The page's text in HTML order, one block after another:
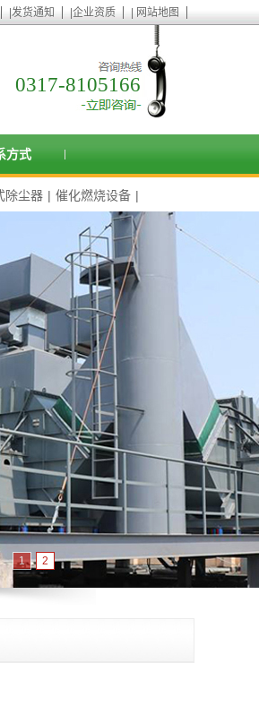
发货通知 企业资质 网站地图
0317-8105166
方式
除尘器 | 催化燃烧设备 |
1 2